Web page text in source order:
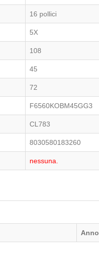
16 pollici
5X
108
45
72
F6560KOBM45GG3
CL783
8030580183260
nessuna.
Anno